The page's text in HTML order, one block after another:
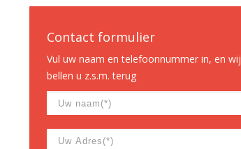
Contact formulier
Vul uw naam en telefoonnummer in, en wij
bellen u z.s.m. terug